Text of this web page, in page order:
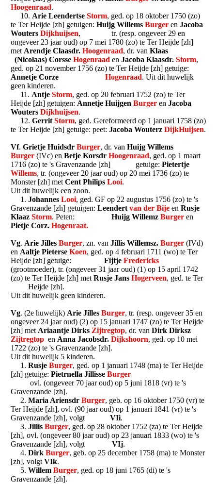
Hoogenraad.
10. Arie LeendertseStorm, ged. op 18 oktober 1750 (zo)
te Ter Heijde [zh] getuigen:Huijg WillemsBurger enJacoba
WoutersDijkhuijsen, tr. (resp. ongeveer 29 en
ongeveer 23 jaar oud) op 7 mei 1780 (zo) te Ter Heijde [zh]
met Arendje Claasdr.Hoogenraad, dr. vanKlaas
(Nicolaas) CorsseHogenraad enJacoba Klaasdr.Storm,
ged. op 21 november 1756 (zo) te Ter Heijde [zh] getuige:
Annetje CorzeHogenraad. Uit dit huwelijk
geen kinderen.
11. AntjeStorm, ged. op 20 februari 1752 (zo) te Ter
Heijde [zh] getuigen: Annetje HuijgenBurger enJacoba
WoutersDijkhuijsen.
12.GerritStorm, ged. Gereformeerd op 1 januari 1758 (zo)
te Ter Heijde [zh] getuige: peet:Jacoba WouterzDijkHuijsen.
Vf.Grietje HuidsdrBurger, dr. vanHuijg Willems
Burger (IVc) enBetje KorsdrHoogenraad, ged. op 1 maart
1716 (zo) te 's Gravenzande [zh] getuige:Pietertje
Willems, tr. (ongeveer 20 jaar oud) op 20 mei 1736 (zo) te
Monster [zh] metCent PhilipsLooi.
Uit dit huwelijk een zoon.
1. JohannesLooi, ged. GF op 22 augustus 1756 (zo) te 's
Gravenzande [zh] getuigen:Leendertvan der Bije enRusje
KlaazStorm. Peten:Huijg WillemzBurger en
Pietje Corz.Hogenraat.
Vg. Arie JillesBurger, zn. vanJillis Willemsz.Burger (IVd)
en Aaltje PieterseKoen, ged. op 4 februari 1711 (wo) te Ter
Heijde [zh] getuige:FijtjeFredericks
(grootmoeder), tr. (ongeveer 31 jaar oud) (1) op 15 april 1742
(zo) te Ter Heijde [zh] metRusje JansHogerveen, ged. te Ter
Heijde [zh].
Uit dit huwelijk geen kinderen.
Vg. (2e huwelijk) Arie JillesBurger, tr. (resp. ongeveer 35 en
ongeveer 24 jaar oud) (2) op 15 januari 1747 (zo) te Ter Heijde
[zh] met Ariaantje Dirks Zijtregtop, dr. vanDirk Dirksz
Zijtregtop en Anna Jacobsdr.Dijkshoorn, ged. op 10 mei
1722 (zo) te 's Gravenzande [zh].
Uit dit huwelijk 5 kinderen.
1.RusjeBurger, ged. op 1 januari 1748 (ma) te Ter Heijde
[zh] getuige:Pietrnella JillisseBurger
ovl. (ongeveer 70 jaar oud) op 5 juni 1818 (vr) te 's
Gravenzande [zh].
2.Maria AriensdrBurger, geb. op 16 oktober 1750 (vr) te
Ter Heijde [zh], ovl. (90 jaar oud) op 1 januari 1841 (vr) te 's
Gravenzande [zh], volgtVIi.
3.JillisBurger, ged. op 28 oktober 1752 (za) te Ter Heijde
[zh], ovl. (ongeveer 80 jaar oud) op 23 januari 1833 (wo) te 's
Gravenzande [zh], volgtVIj.
4.DirkBurger, geb. op 25 december 1758 (ma) te Monster
[zh], volgtVIk.
5.WillemBurger, ged. op 18 juni 1765 (di) te 's
Gravenzande [zh].